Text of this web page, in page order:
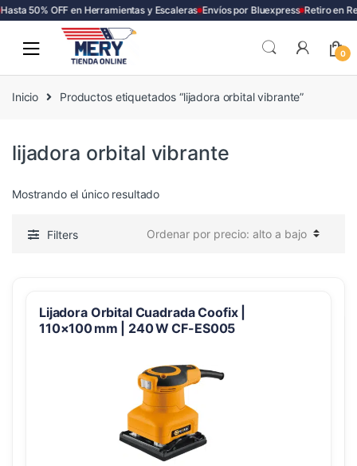
50% OFF en Herramientas y Escaleras Envíos por Bluexpress Retiro en
0
Inicio Productos etiquetados “lijadora orbital vibrante”
lijadora orbital vibrante
Mostrando el único resultado
Filters
Lijadora Orbital Cuadrada Coofix |
110×100 mm | 240 W CF-ES005